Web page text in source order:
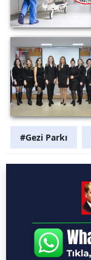
#Gezi Parkı